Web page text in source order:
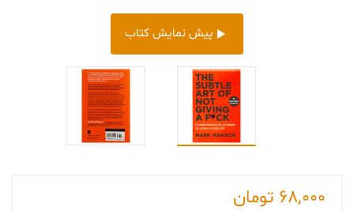
پیش‌ نمایش کتاب
68,000 تومان